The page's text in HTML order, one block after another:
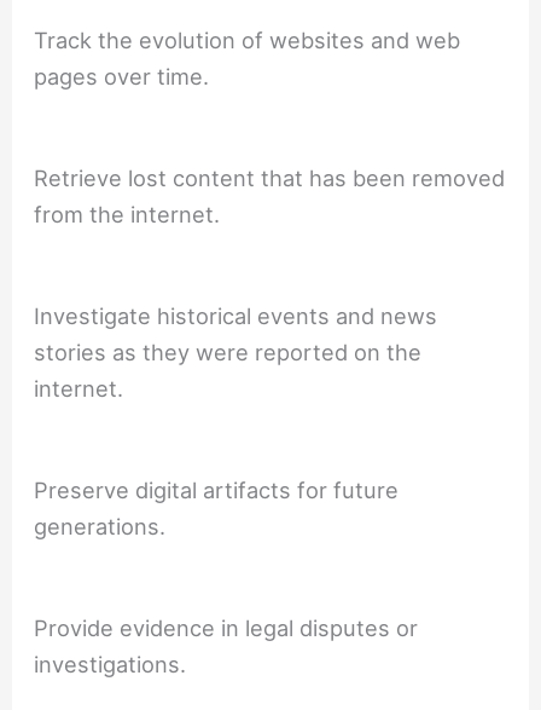
Track the evolution of websites and web
pages over time.
Retrieve lost content that has been removed
from the internet.
Investigate historical events and news
stories as they were reported on the
internet.
Preserve digital artifacts for future
generations.
Provide evidence in legal disputes or
investigations.